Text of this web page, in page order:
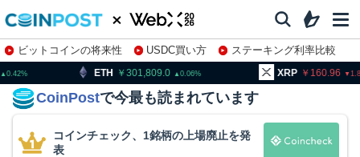
ビットコインの将来性 USDC買い方
ステーキング利率比較
株特集・関連銘柄
301,809.0 0.06 XRP
CoinPostで今最も読まれています
コインチェック、1銘柄の上場廃止を発
表